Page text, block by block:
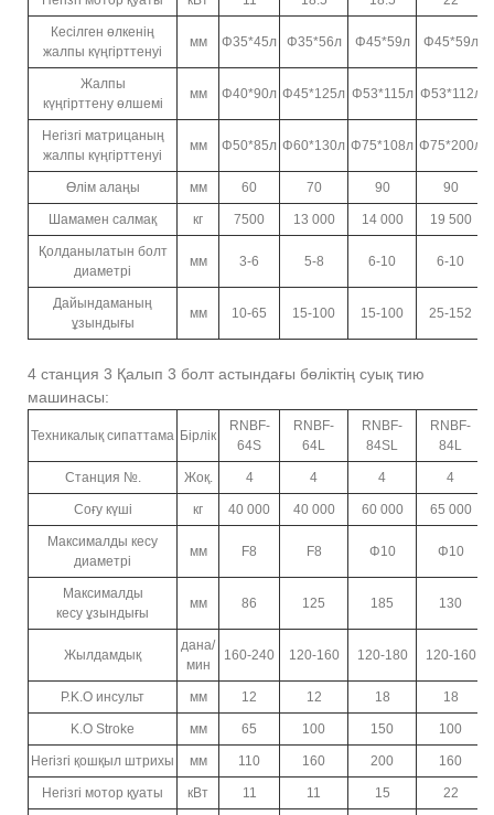
Кесілген өлкенің
жалпы күңгірттенуі
мм Φ35*45л Φ35*56л Φ45*59л Φ45*59л
Жалпы
күңгірттену өлшемі
мм Φ40*90л Φ45*125л Φ53*115л Φ53*112л
Негізгі матрицаның
жалпы күңгірттенуі
мм Φ50*85л Φ60*130л Φ75*108л Φ75*200л
Өлім алаңы мм 60 70 90 90
Шамамен салмақ кг 7500 13 000 14 000 19 500
Қолданылатын болт
диаметрі
мм 3-6 5-8 6-10 6-10
Дайындаманың
ұзындығы
мм 10-65 15-100 15-100 25-152
4 станция 3 Қалып 3 болт астындағы бөліктің суық тию
машинасы:
Техникалық сипаттама Бірлік
RNBF-
64S
RNBF-
64L
RNBF-
84SL
RNBF-
84L
Станция №. Жоқ. 4 4 4 4
Соғу күші кг 40 000 40 000 60 000 65 000
Максималды кесу
диаметрі
мм F8 F8 Φ10 Φ10
Максималды
кесу ұзындығы
мм 86 125 185 130
Жылдамдық
дана/
мин
160-240 120-160 120-180 120-160
P.K.O инсульт мм 12 12 18 18
K.O Stroke мм 65 100 150 100
Негізгі қошқыл штрихы мм 110 160 200 160
Негізгі мотор қуаты кВт 11 11 15 22